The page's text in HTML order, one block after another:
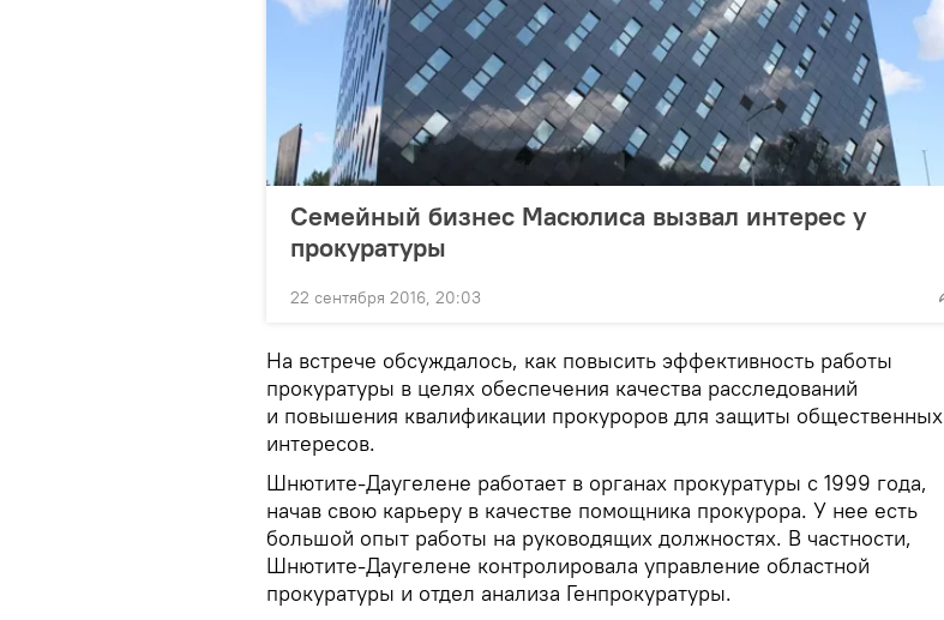
Семейный бизнес Масюлиса вызвал интерес у
прокуратуры
22 сентября 2016, 20:03
На встрече обсуждалось, как повысить эффективность работы
прокуратуры в целях обеспечения качества расследований
и повышения квалификации прокуроров для защиты общественных
интересов.
Шнютите-Даугелене работает в органах прокуратуры с 1999 года,
начав свою карьеру в качестве помощника прокурора. У нее есть
большой опыт работы на руководящих должностях. В частности,
Шнютите-Даугелене контролировала управление областной
прокуратуры и отдел анализа Генпрокуратуры.